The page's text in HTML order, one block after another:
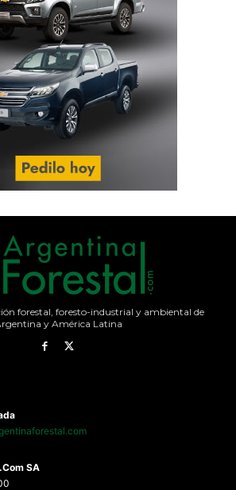
forestal, foresto-industrial y ambiental de
y América Latina
SA